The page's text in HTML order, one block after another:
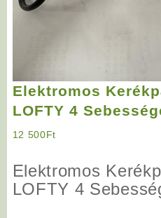
Elektromos
LOFTY 4
12 500Ft
Elektromos
LOFTY 4